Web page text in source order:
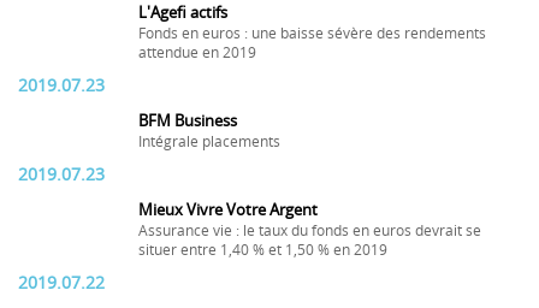
L'Agefi actifs
Fonds en euros : une baisse sévère des rendements
attendue en 2019
2019.07.23
BFM Business
Intégrale placements
2019.07.23
Mieux Vivre Votre Argent
Assurance vie : le taux du fonds en euros devrait se
situer entre 1,40 % et 1,50 % en 2019
2019.07.22